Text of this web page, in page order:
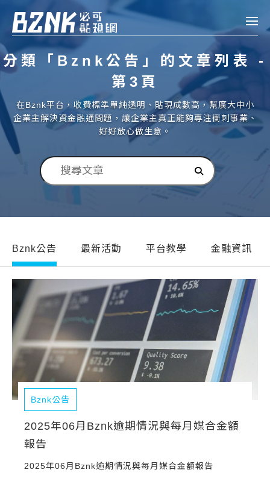
Bznk 必可貼現網
投資
申貸
企業融資
企業專案融資
房屋副擔保融資
常見問題
帳款轉讓
企業專案融資
房屋副擔保融資
平台操作
知識專區
平台介紹
註冊 登入
分類「Bznk公告」的文章列表 -
第3頁
在Bznk平台，收費標準單純透明、貼現成數高，幫廣大中小
企業主解決資金融通問題，讓企業主真正能夠專注衝刺事業、
好好放心做生意。
Bznk公告 最新活動 平台教學 金融資訊
Bznk公告
2025年06月Bznk逾期情況與每月媒合金額
報告
2025年06月Bznk逾期情況與每月媒合金額報告